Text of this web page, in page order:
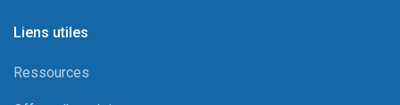
Liens utiles
Ressources